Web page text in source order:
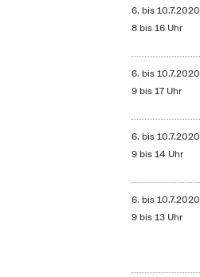
6. bis10.7.2020
8 bis 16 Uhr
6. bis10.7.2020
9 bis 17 Uhr
6. bis10.7.2020
9 bis 14 Uhr
6. bis10.7.2020
9 bis 13 Uhr